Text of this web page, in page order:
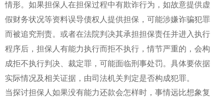
情形。如果担保人在担保过程中有欺诈行为，如故意提供虚
假财务状况等资料误导债权人提供担保，可能涉嫌诈骗犯罪
而被追究刑责。或者在法院判决其承担担保责任并进入执行
程序后，担保人有能力执行而拒不执行，情节严重的，会构
成拒不执行判决、裁定罪，可能面临刑事处罚。具体要依据
实际情况及相关证据，由司法机关判定是否构成犯罪。
当探讨担保人如果没有能力还款会怎样时，事情远比想象复